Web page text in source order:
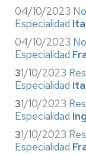
04/10/2023 N
Especialidad
04/10/2023
Especialidad
31/10/2023
Especialidad
31/10/2023
Especialidad
31/10/2023
Especialidad